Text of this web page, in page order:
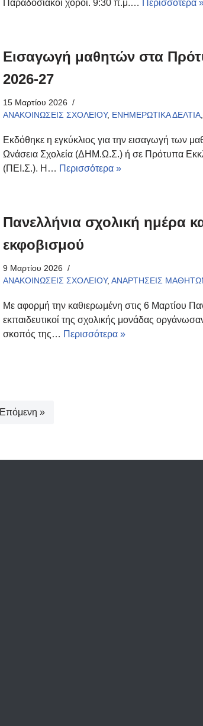
Παραδοσιακοί χοροί. 9:30 π.μ.… Περισσότερα
Εισαγωγή μαθητών στα
2026-27
15 Μαρτίου 2026
ΑΝΑΚΟΙΝΩΣΕΙΣ ΣΧΟΛΕΙΟΥ, ΕΝΗΜΕΡΩΤΙΚΑ ΔΕΛΤΙΑ
Εκδόθηκε η εγκύκλιος για την εισαγωγή των
Ωνάσεια Σχολεία (ΔΗΜ.Ω.Σ.) ή σε Πρότυπα
(ΠΕΙ.Σ.). Η… Περισσότερα »
Πανελλήνια σχολική ημέρα
εκφοβισμού
9 Μαρτίου 2026
ΑΝΑΚΟΙΝΩΣΕΙΣ ΣΧΟΛΕΙΟΥ, ΑΝΑΡΤΗΣΕΙΣ
Με αφορμή την καθιερωμένη στις 6 Μαρτίου
εκπαιδευτικοί της σχολικής μονάδας
σκοπός της… Περισσότερα »
Επόμενη »